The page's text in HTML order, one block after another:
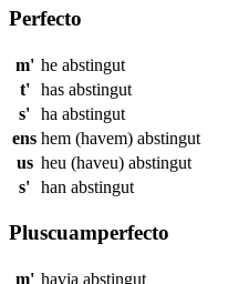
Perfecto
m' he abstingut
t'
has abstingut
s' ha abstingut
ens hem (havem) abstingut
us heu (haveu) abstingut
s' han abstingut
Pluscuamperfecto
m' havia abstingut